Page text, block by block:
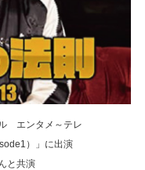
エンタメ～テレ
）」に出演
と共演